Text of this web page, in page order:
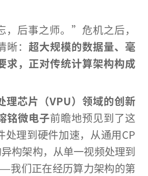
，后事之师。”危机之后，
： 超大规模的数据量、毫
求，正对传统计算架构构成
理芯片（VPU）领域的创新
铭微电子前瞻地预见到了这
处理到硬件加速，从通用CP
构架构，从单一视频处理到
我们正在经历算力架构的第